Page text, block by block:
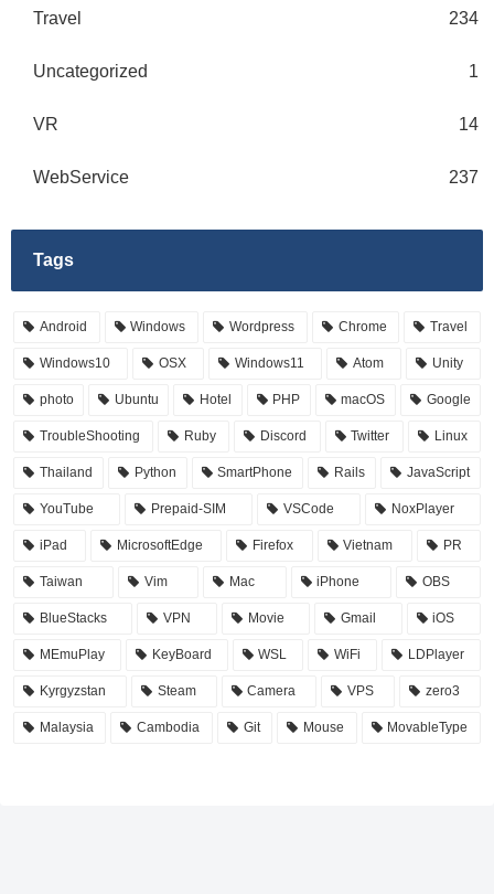
Travel 234
Uncategorized 1
VR 14
WebService 237
Tags
Android Windows Wordpress Chrome Travel
Windows10 OSX Windows11 Atom Unity
photo Ubuntu Hotel PHP macOS Google
TroubleShooting Ruby Discord Twitter Linux
Thailand Python SmartPhone Rails JavaScript
YouTube Prepaid-SIM VSCode NoxPlayer
iPad MicrosoftEdge Firefox Vietnam PR
Taiwan Vim Mac iPhone OBS
BlueStacks VPN Movie Gmail iOS
MEmuPlay KeyBoard WSL WiFi LDPlayer
Kyrgyzstan Steam Camera VPS zero3
Malaysia Cambodia Git Mouse MovableType